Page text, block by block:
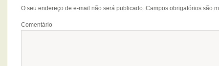
O seu endereço de e-mail não será publicado. Campos obrigatórios são
Comentário